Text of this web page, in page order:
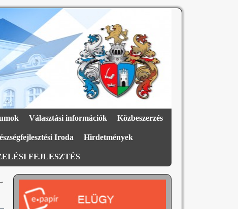
Választási információk Közbeszerzés
Iroda Hirdetmények
FEJLESZTÉS